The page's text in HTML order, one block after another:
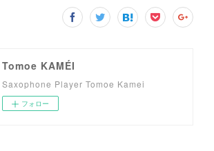
Tomoe KAMÉI
Saxophone Player Tomoe Kamei
フォロー